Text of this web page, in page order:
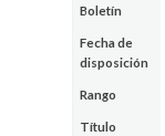
Boletín
Fecha de
disposición
Rango
Título